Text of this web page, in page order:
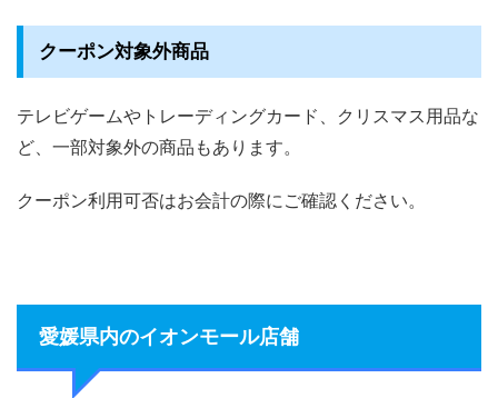
クーポン対象外商品
テレビゲームやトレーディングカード、クリスマス用品な
ど、一部対象外の商品もあります。
クーポン利用可否はお会計の際にご確認ください。
愛媛県内のイオンモール店舗